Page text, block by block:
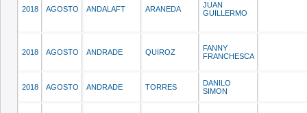
2018 AGOSTO ANDALAFT ARANEDA
JUAN
GUILLERMO
2018 AGOSTO ANDRADE QUIROZ
FANNY
FRANCHESCA
2018 AGOSTO ANDRADE TORRES
DANILO
SIMON